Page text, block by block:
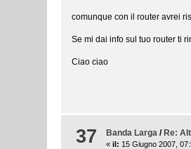
comunque con il router avrei
Se mi dai info sul tuo router ti
Ciao ciao
37 Banda Larga / Re:
«il: 15 Giugno 2007,